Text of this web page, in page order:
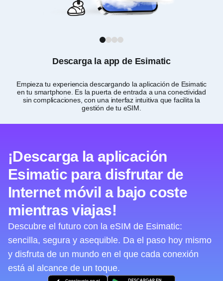
Descarga la app de Esimatic
Empieza tu experiencia descargando la aplicación de Esimatic
en tu smartphone. Es la puerta de entrada a una conectividad
sin complicaciones, con una interfaz intuitiva que facilita la
gestión de tu eSIM.
1
¡Descarga la aplicación
Esimatic para disfrutar de
Internet móvil a bajo coste
mientras viajas!
Descubre el futuro con la eSIM de Esimatic:
sencilla, segura y asequible. Da el paso hoy mismo
y disfruta de un mundo en el que cada conexión
está al alcance de un toque.